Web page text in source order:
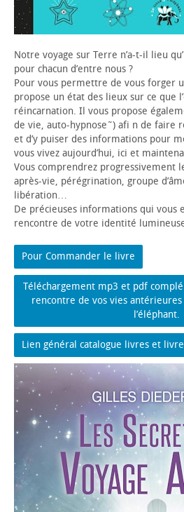
Notre voyage sur Terre n’a-t-il lieu
pour chacun d’entre nous ?
Pour vous permettre de vous forger
propose un état des lieux sur ce que
réincarnation. Il vous propose
de vie, auto-hypnose˜) afi n de faire
et d’y puiser des informations pour
vous vivez aujourd’hui, ici et
Vous comprendrez progressivement
après-vie, pérégrination, groupe
libération…
De précieuses informations qui vous
rencontre de votre identité
Pour Commander le livre
Téléchargement mp3 et pdf
rencontre de vos vies
l’éléphant.
Lien général catalogue livres et